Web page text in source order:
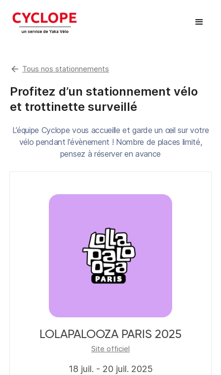
arrow_back Tous nos stationnements
Profitez d’un stationnement vélo
et trottinette surveillé
L’équipe Cyclope vous accueille et garde un œil sur votre
vélo pendant l’évènement ! Nombre de places limité,
pensez à réserver en avance
LOLAPALOOZA PARIS 2025
Site officiel
18 juil. - 20 juil. 2025